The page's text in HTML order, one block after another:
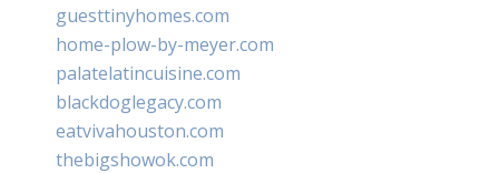
guesttinyhomes.com
home-plow-by-meyer.com
palatelatincuisine.com
blackdoglegacy.com
eatvivahouston.com
thebigshowok.com